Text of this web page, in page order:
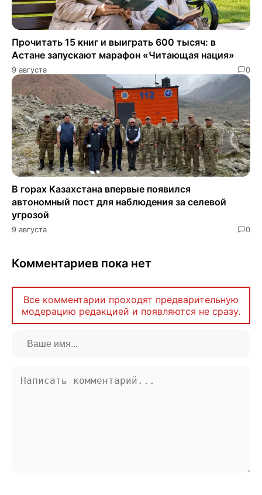
Прочитать 15 книг и выиграть 600 тысяч: в
Астане запускают марафон «Читающая нация»
9 августа 0
В горах Казахстана впервые появился
автономный пост для наблюдения за селевой
угрозой
9 августа 0
Комментариев пока нет
Все комментарии проходят предварительную
модерацию редакцией и появляются не сразу.